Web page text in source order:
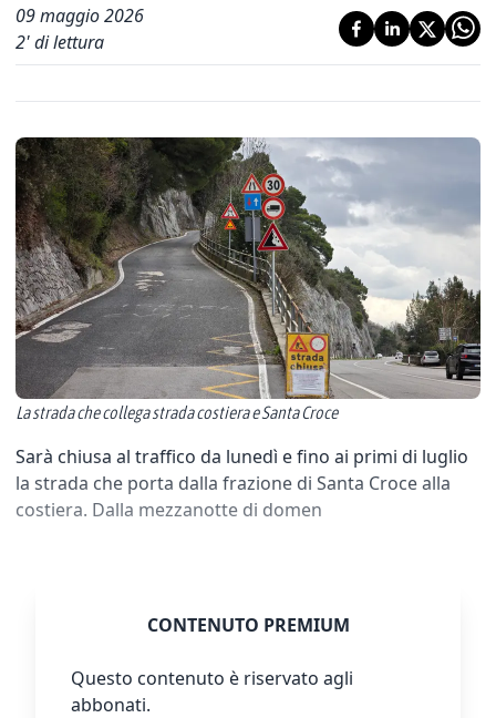
09 maggio 2026
2' di lettura
La strada che collega strada costiera e Santa Croce
Sarà chiusa al traffico da lunedì e fino ai primi di luglio
la strada che porta dalla frazione di Santa Croce alla
costiera. Dalla mezzanotte di domen
CONTENUTO PREMIUM
Questo contenuto è riservato agli
abbonati.